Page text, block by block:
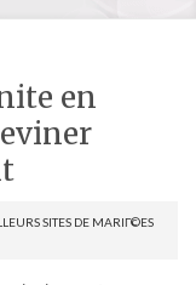
en
SITES DE MARIГ©ES